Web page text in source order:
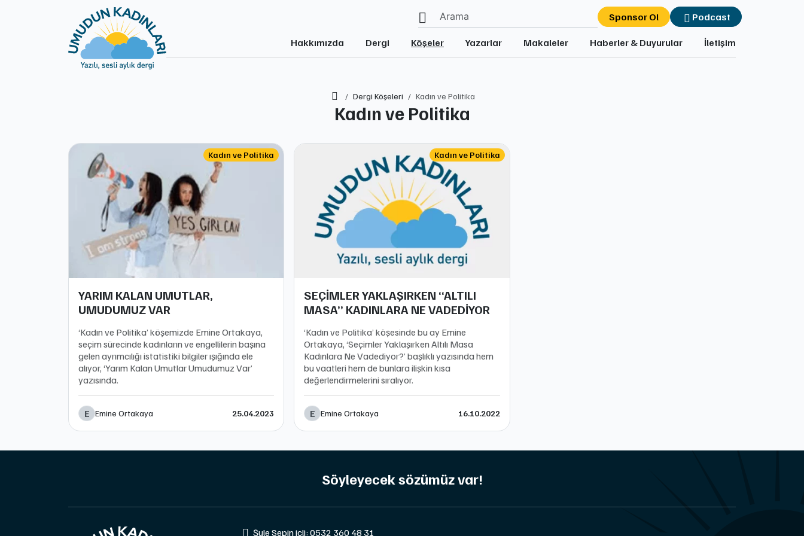
Sponsor Ol Podcast
Hakkımızda Dergi Köşeler Yazarlar Makaleler Haberler & Duyurular İletişim
Ana SayfaDergi Köşeleri Kadın ve Politika
Kadın ve Politika
Kadın ve Politika
YARIM KALAN UMUTLAR,
UMUDUMUZ VAR
‘Kadın ve Politika’ köşemizde Emine Ortakaya,
seçim sürecinde kadınların ve engellilerin başına
gelen ayrımcılığı istatistiki bilgiler ışığında ele
alıyor, ‘Yarım Kalan Umutlar Umudumuz Var’
yazısında.
E Emine Ortakaya 25.04.2023
Kadın ve Politika
SEÇİMLER YAKLAŞIRKEN “ALTILI
MASA” KADINLARA NE VADEDİYOR
​‘Kadın ve Politika’ köşesinde bu ay Emine
Ortakaya, ‘Seçimler Yaklaşırken Altılı Masa
Kadınlara Ne Vadediyor?’ başlıklı yazısında hem
bu vaatleri hem de bunlara ilişkin kısa
değerlendirmelerini sıralıyor.
E Emine Ortakaya 16.10.2022
Söyleyecek sözümüz var!
Şule Sepin içli: 0532 360 48 31